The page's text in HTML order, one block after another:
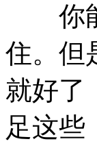
你能
住。但
就好了
足这些